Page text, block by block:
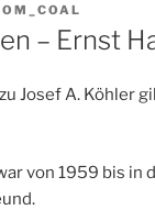
– Ernst
Josef A. Köhler
von 1959 bis in